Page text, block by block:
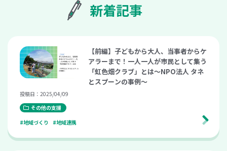
新着記事
【前編】子どもから大人、当事者からケ
アラーまで！一人一人が市民として集う
「虹色畑クラブ」とは〜NPO法人 タネ
とスプーンの事例〜
投稿日：2025/04/09
その他の支援
#地域づくり
#地域連携